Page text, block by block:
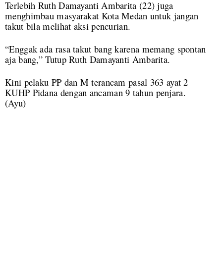
Terlebih Ruth Damayanti Ambarita (22) juga
menghimbau masyarakat Kota Medan untuk jangan
takut bila melihat aksi pencurian.
“Enggak ada rasa takut bang karena memang spontan
aja bang,” Tutup Ruth Damayanti Ambarita.
Kini pelaku PP dan M terancam pasal 363 ayat 2
KUHP Pidana dengan ancaman 9 tahun penjara.
(Ayu)